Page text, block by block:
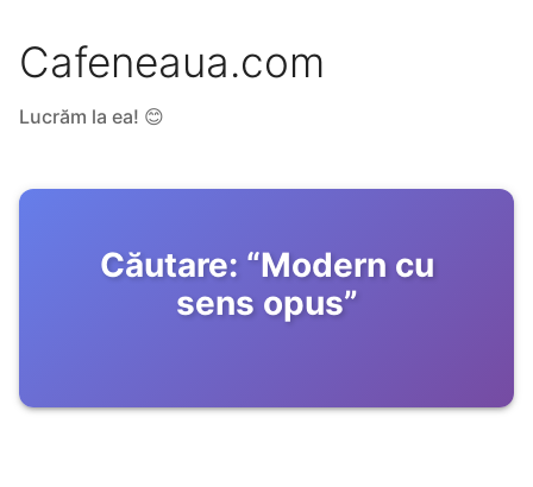
Cafeneaua.com
Lucrăm la ea! 😊
Căutare: “Modern cu
sens opus”